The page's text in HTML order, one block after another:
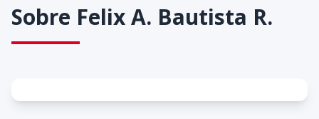
Sobre Felix A. Bautista R.